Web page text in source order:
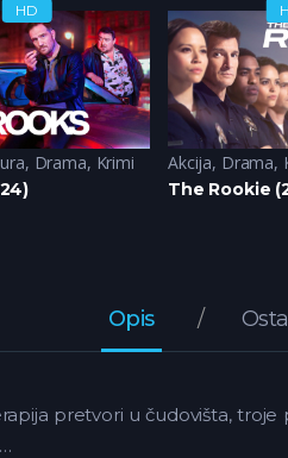
HD
, Drama, Krimi Akcija, Drama,
The Rookie
Opis
pretvori u čudovišta,